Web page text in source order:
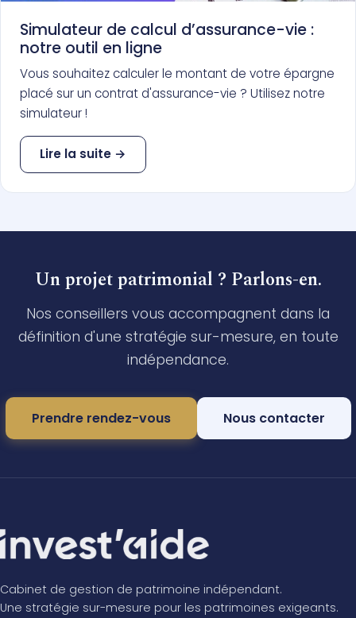
Simulateur de calcul d’assurance-vie :
notre outil en ligne
Vous souhaitez calculer le montant de votre épargne
placé sur un contrat d'assurance-vie ? Utilisez notre
simulateur !
Lire la suite →
Un projet patrimonial ? Parlons-en.
Nos conseillers vous accompagnent dans la
définition d'une stratégie sur-mesure, en toute
indépendance.
Prendre rendez-vous Nous contacter
Cabinet de gestion de patrimoine indépendant.
Une stratégie sur-mesure pour les patrimoines exigeants.